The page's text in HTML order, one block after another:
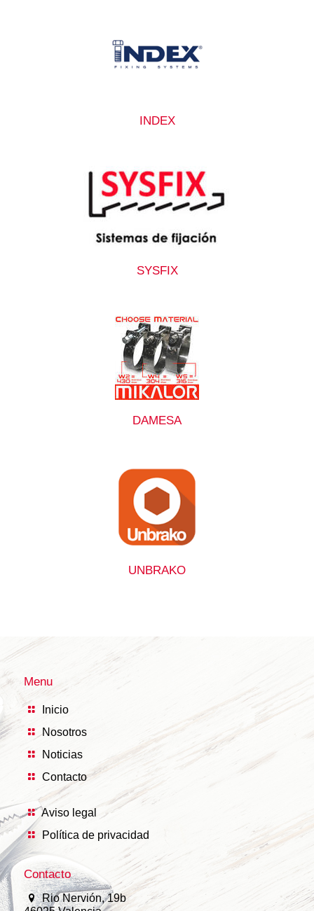
INDEX
SYSFIX
DAMESA
UNBRAKO
Menu
Inicio
Nosotros
Noticias
Contacto
Aviso legal
Política de privacidad
Contacto
Rio Nervión, 19b